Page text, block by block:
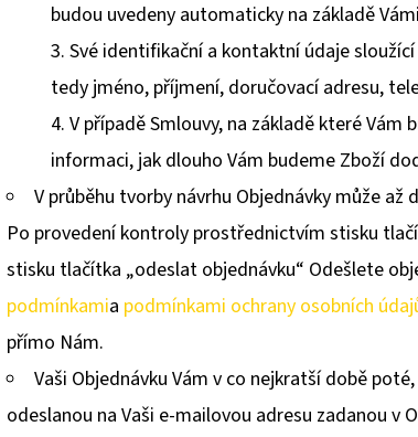
budou uvedeny automaticky na základě
Své identifikační a kontaktní údaje
tedy jméno, příjmení, doručovací adresu,
V případě Smlouvy, na základě které
informaci, jak dlouho Vám budeme Zboží
V průběhu tvorby návrhu Objednávky může
Po provedení kontroly prostřednictvím stisku
stisku tlačítka „odeslat objednávku“ Odešlete
podmínkamia podmínkami ochrany osobních
přímo Nám.
Vaši Objednávku Vám v co nejkratší době
odeslanou na Vaši e-mailovou adresu zadanou v